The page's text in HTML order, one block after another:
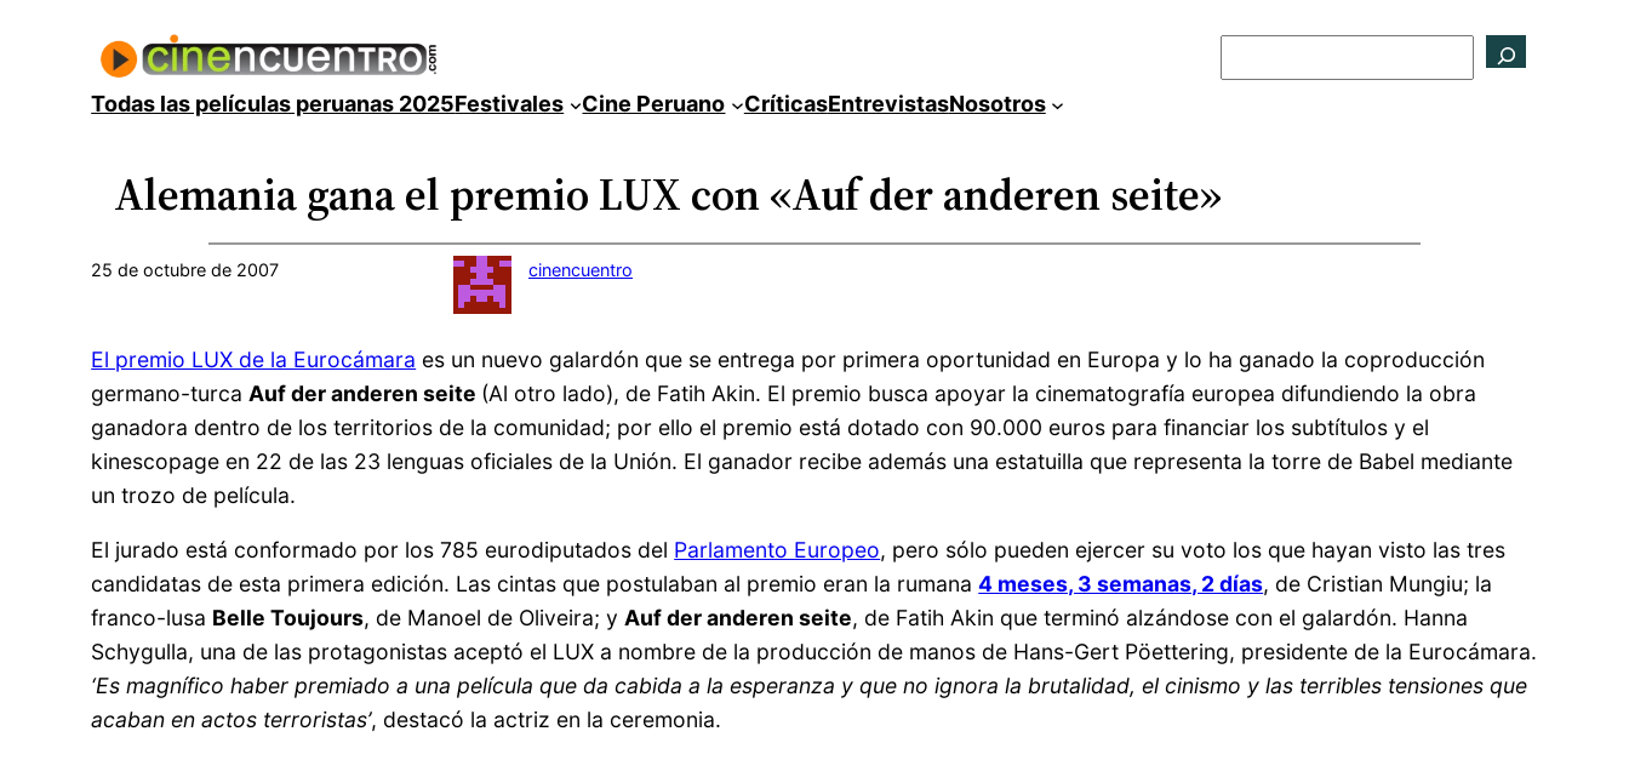
contenidoTodas las películas peruanas 2025Festivales Cine Peruano CríticasEntrevistasNosotros
Alemania gana el premio LUX con «Auf der anderen seite»
25 de octubre de 2007 cinencuentro
El premio LUX de la Eurocámara es un nuevo galardón que se entrega por primera oportunidad en Europa y lo ha ganado la coproducción
germano-turca Auf der anderen seite (Al otro lado), de Fatih Akin. El premio busca apoyar la cinematografía europea difundiendo la obra
ganadora dentro de los territorios de la comunidad; por ello el premio está dotado con 90.000 euros para financiar los subtítulos y el
kinescopage en 22 de las 23 lenguas oficiales de la Unión. El ganador recibe además una estatuilla que representa la torre de Babel mediante
un trozo de película.
El jurado está conformado por los 785 eurodiputados del Parlamento Europeo, pero sólo pueden ejercer su voto los que hayan visto las tres
candidatas de esta primera edición. Las cintas que postulaban al premio eran la rumana4 meses, 3 semanas, 2 días, de Cristian Mungiu; la
franco-lusa Belle Toujours, de Manoel de Oliveira; y Auf der anderen seite, de Fatih Akin que terminó alzándose con el galardón. Hanna
Schygulla, una de las protagonistas aceptó el LUX a nombre de la producción de manos de Hans-Gert Pöettering, presidente de la Eurocámara.
‘Es magnífico haber premiado a una película que da cabida a la esperanza y que no ignora la brutalidad, el cinismo y las terribles tensiones que
acaban en actos terroristas’, destacó la actriz en la ceremonia.